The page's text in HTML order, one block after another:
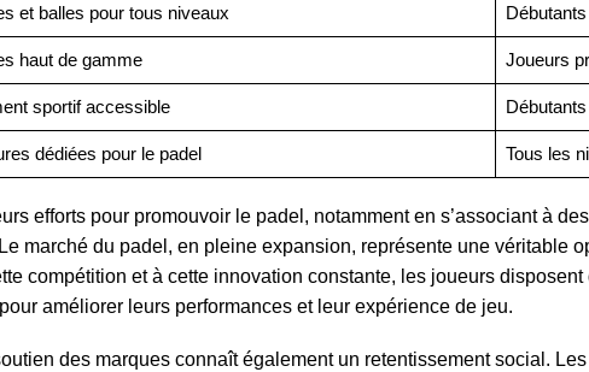
et balles pour tous niveaux Débutants
haut de gamme Joueurs
sportif accessible Débutants
dédiées pour le padel Tous les
efforts pour promouvoir le padel, notamment en s’associant à
marché du padel, en pleine expansion, représente une véritable
compétition et à cette innovation constante, les joueurs disposent
améliorer leurs performances et leur expérience de jeu.
des marques connaît également un retentissement social.